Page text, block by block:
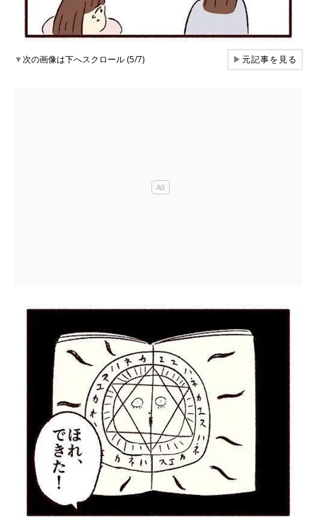
▼次の画像は下へスクロール (5/7) ▶元記事を見る